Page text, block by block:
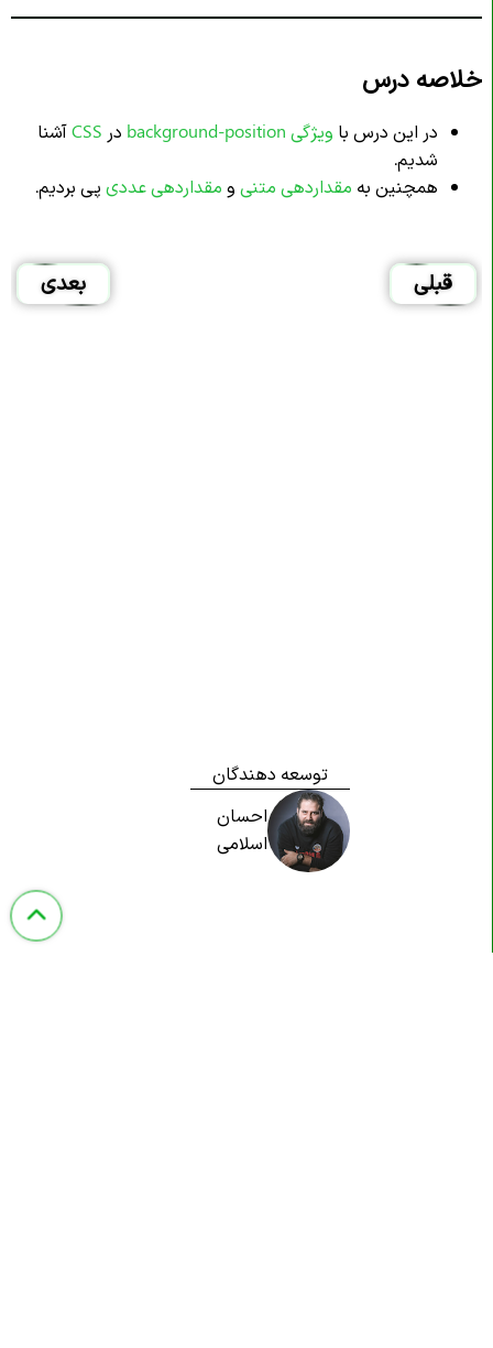
خلاصه درس
در این درس با ویژگی background-position در CSSآشنا
شدیم.
همچنین به مقداردهی متنی و مقداردهی عددی پی بردیم.
قبلی بعدی
توسعه دهندگان
احسان
اسلامی